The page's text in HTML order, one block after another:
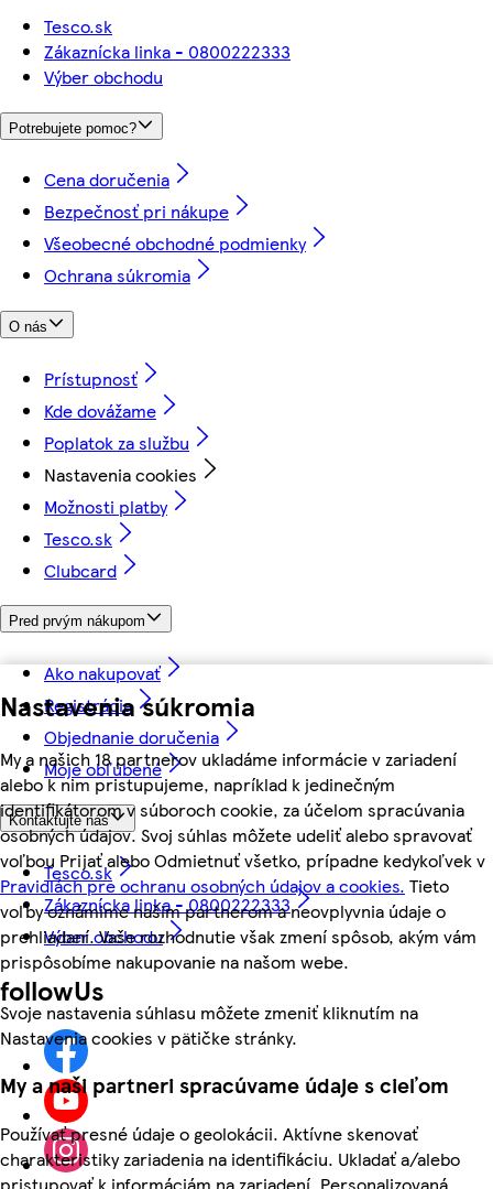
Nastavenia súkromia
My a našich 18 partnerov ukladáme informácie v zariadení
alebo k nim pristupujeme, napríklad k jedinečným
identifikátorom v súboroch cookie, za účelom spracúvania
osobných údajov. Svoj súhlas môžete udeliť alebo spravovať
voľbou Prijať alebo Odmietnuť všetko, prípadne kedykoľvek v
Pravidlách pre ochranu osobných údajov a cookies. Tieto
voľby oznámime našim partnerom a neovplyvnia údaje o
prehliadaní. Vaše rozhodnutie však zmení spôsob, akým vám
prispôsobíme nakupovanie na našom webe.
Svoje nastavenia súhlasu môžete zmeniť kliknutím na
Nastavenia cookies v pätičke stránky.
My a naši partneri spracúvame údaje s cieľom
Používať presné údaje o geolokácii. Aktívne skenovať
charakteristiky zariadenia na identifikáciu. Ukladať a/alebo
Tesco.sk
Zákaznícka linka - 0800222333
Výber obchodu
Potrebujete pomoc?
Cena doručenia
Bezpečnosť pri nákupe
Všeobecné obchodné podmienky
Ochrana súkromia
O nás
Prístupnosť
Kde dovážame
Poplatok za službu
Nastavenia cookies
Možnosti platby
Tesco.sk
Clubcard
Pred prvým nákupom
Ako nakupovať
Registrácia
Objednanie doručenia
Moje obľúbené
Kontaktujte nás
Tesco.sk
Zákaznícka linka - 0800222333
Výber obchodu
followUs